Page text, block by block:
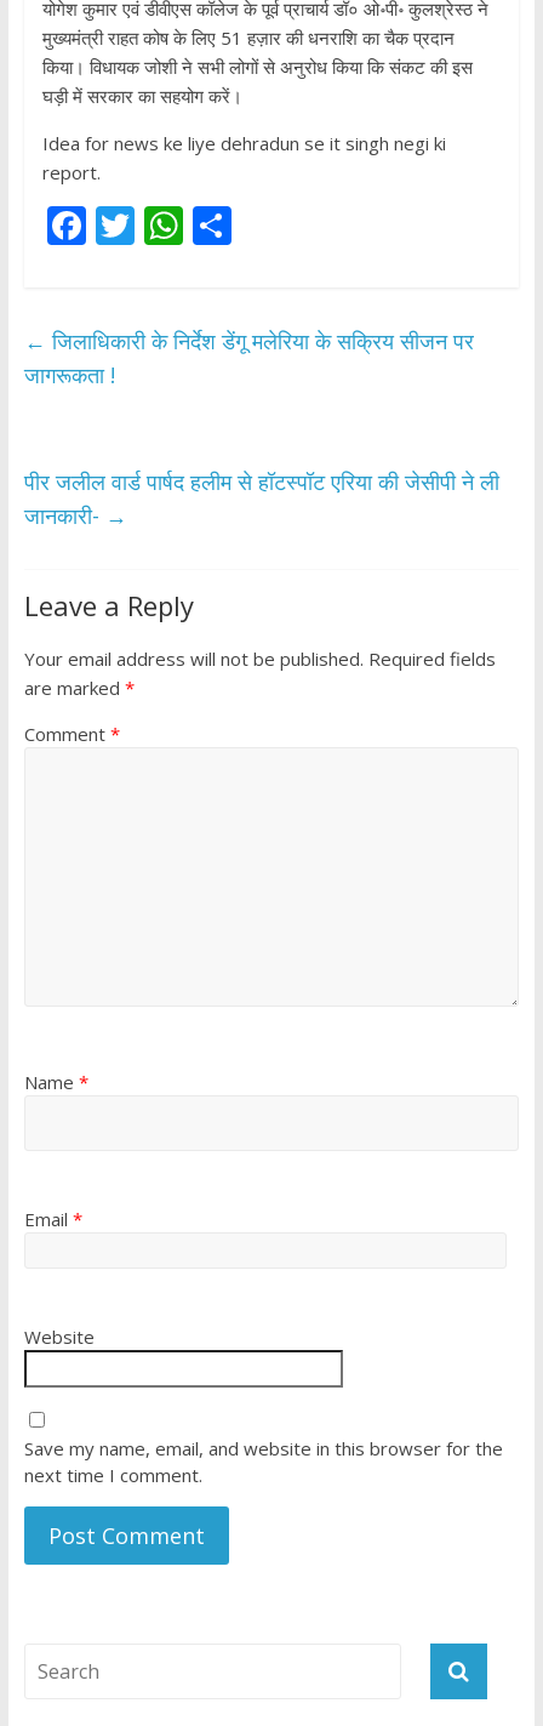
योगेश कुमार एवं डीवीएस कॉलेज के पूर्व प्राचार्य डॉ० ओ॰पी॰ कुलश्रेस्ठ ने
मुख्यमंत्री राहत कोष के लिए 51 हज़ार की धनराशि का चैक प्रदान
किया। विधायक जोशी ने सभी लोगों से अनुरोध किया कि संकट की इस
घड़ी में सरकार का सहयोग करें।
Idea for news ke liye dehradun se it singh negi ki
report.
F
b
o
k
T
er
W
s
S
e
← जिलाधिकारी के निर्देश डेंगू मलेरिया के सक्रिय सीजन पर
जागरूकता !
पीर जलील वार्ड पार्षद हलीम से हॉटस्पॉट एरिया की जेसीपी ने ली
जानकारी- →
Leave a Reply
Your email address will not be published. Required fields
are marked *
Comment *
Name *
Email *
Website
Save my name, email, and website in this browser for the
next time I comment.